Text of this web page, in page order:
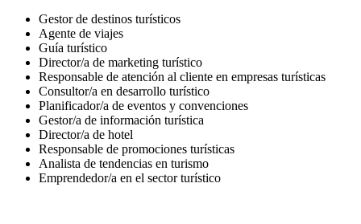
Gestor de destinos turísticos
Agente de viajes
Guía turístico
Director/a de marketing turístico
Responsable de atención al cliente en empresas turísticas
Consultor/a en desarrollo turístico
Planificador/a de eventos y convenciones
Gestor/a de información turística
Director/a de hotel
Responsable de promociones turísticas
Analista de tendencias en turismo
Emprendedor/a en el sector turístico